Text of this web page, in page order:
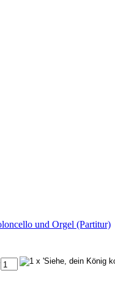
und Orgel (Partitur)